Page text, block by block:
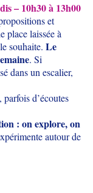
– 10h30 à 13h00
et
place laissée à
souhaite. Le
. Si
dans un escalier,
d’écoutes
: on explore, on
autour de